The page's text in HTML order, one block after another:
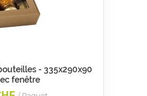
- 335x290x90
fenêtre